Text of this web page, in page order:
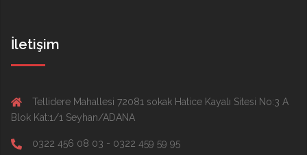
İletişim
Tellidere Mahallesi 72081 sokak Hatice Kayalı Sitesi No:3 A
Blok Kat:1/1 Seyhan/ADANA
0322 456 08 03 - 0322 459 59 95